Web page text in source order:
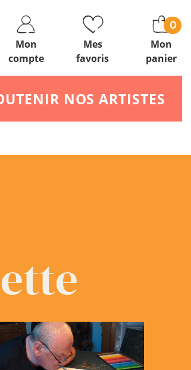
Mon
compte
Mes
favoris
Mon
panier
0
NOS ARTISTES